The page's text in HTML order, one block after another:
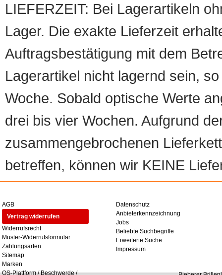
LIEFERZEIT: Bei Lagerartikeln
Lager. Die exakte Lieferzeit
Auftragsbestätigung mit dem
Lagerartikel nicht lagernd sein,
Woche. Sobald optische Werte
drei bis vier Wochen. Aufgrund
zusammengebrochenen
betreffen, können wir KEINE
AGB
Vertrag widerrufen
Widerrufsrecht
Muster-Widerrufsformular
Zahlungsarten
Sitemap
Marken
OS-Plattform / Beschwerde /
Datenschutz
Anbieterkennzeichnung
Jobs
Beliebte Suchbegriffe
Erweiterte Suche
Impressum